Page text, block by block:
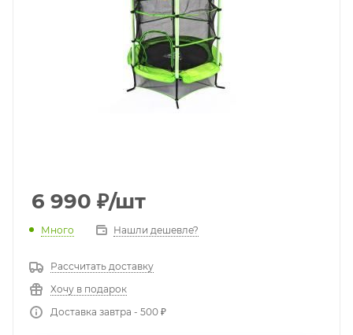
6 990 ₽/шт
Много Нашли дешевле?
Рассчитать доставку
Хочу в подарок
Доставка завтра - 500 ₽